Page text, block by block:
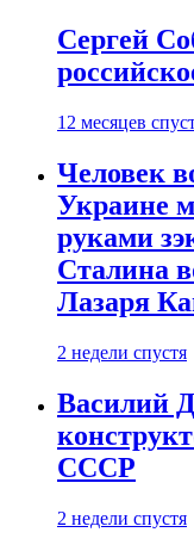
Сергей
12 месяцев
Человек
Украине
руками
Сталина
Лазаря
2 недели спустя
Василий
СССР
2 недели спустя